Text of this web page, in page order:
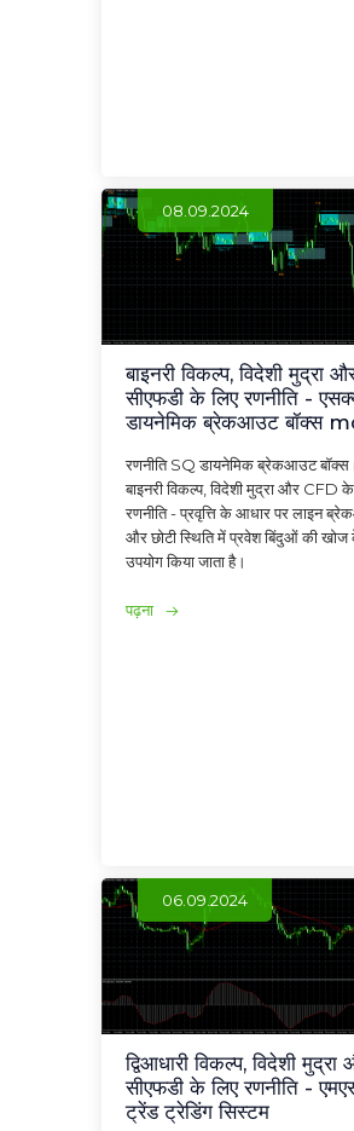
08.09.2024
बाइनरी विकल्प, विदेशी मुद्रा
सीएफडी के लिए रणनीति -
डायनेमिक ब्रेकआउट बॉक्स
रणनीति SQ डायनेमिक ब्रेकआउट
बाइनरी विकल्प, विदेशी मुद्रा और CFD
रणनीति - प्रवृत्ति के आधार पर लाइन
और छोटी स्थिति में प्रवेश बिंदुओं की खोज
उपयोग किया जाता है।
पढ़ना
06.09.2024
द्विआधारी विकल्प, विदेशी मुद्रा
सीएफडी के लिए रणनीति -
ट्रेंड ट्रेडिंग सिस्टम